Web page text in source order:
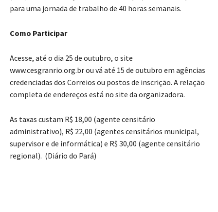
para uma jornada de trabalho de 40 horas semanais.
Como Participar
Acesse, até o dia 25 de outubro, o site
www.cesgranrio.org.br ou vá até 15 de outubro em agências
credenciadas dos Correios ou postos de inscrição. A relação
completa de endereços está no site da organizadora.
As taxas custam R$ 18,00 (agente censitário
administrativo), R$ 22,00 (agentes censitários municipal,
supervisor e de informática) e R$ 30,00 (agente censitário
regional). (Diário do Pará)